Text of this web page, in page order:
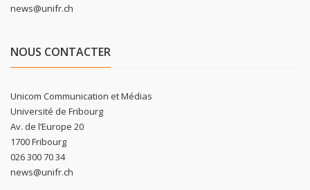
news@unifr.ch
NOUS CONTACTER
Unicom Communication et Médias
Université de Fribourg
Av. de l’Europe 20
1700 Fribourg
026 300 70 34
news@unifr.ch